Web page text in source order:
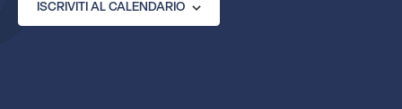
ISCRIVITI AL CALENDARIO